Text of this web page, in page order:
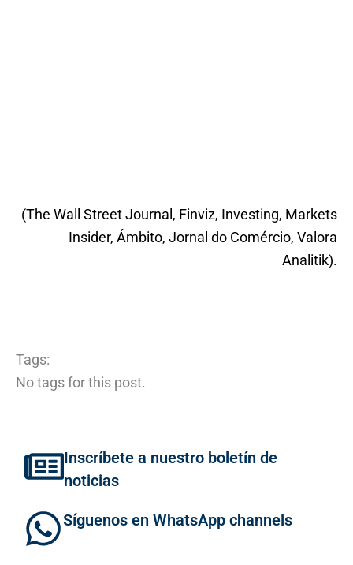
(The Wall Street Journal, Finviz, Investing, Markets
Insider, Ámbito, Jornal do Comércio, Valora
Analitik).
Tags:
No tags for this post.
Inscríbete a nuestro boletín de
noticias
Síguenos en WhatsApp channels